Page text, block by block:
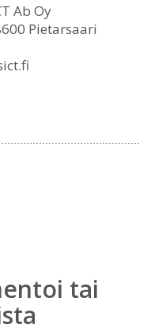
Ab Oy
Pietarsaari
tai